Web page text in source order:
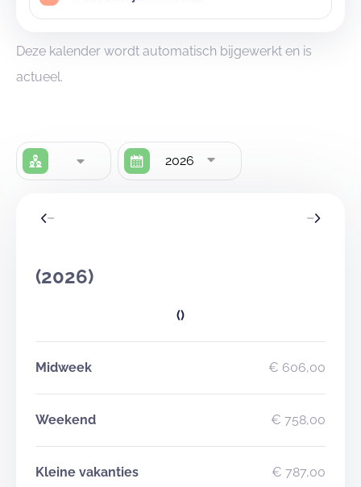
Deze kalender wordt automatisch bijgewerkt en is
actueel.
2026
(2026)
()
Midweek € 606,00
Weekend € 758,00
Kleine vakanties € 787,00